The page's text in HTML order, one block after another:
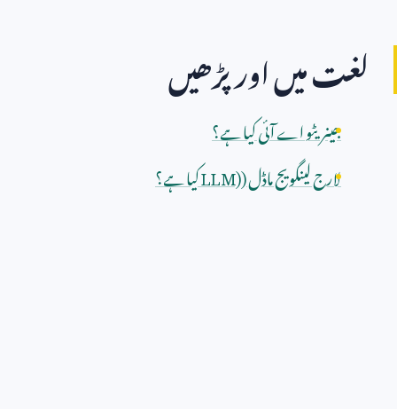
لغت میں اور پڑھیں
جینریٹو اے آئی کیا ہے؟
لارج لینگویج ماڈل (LLM)کیا ہے؟